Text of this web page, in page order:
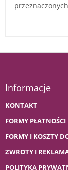
Informacje
KONTAKT
FORMY PŁATNOŚCI
FORMY I KOSZTY
ZWROTY I
POLITYKA